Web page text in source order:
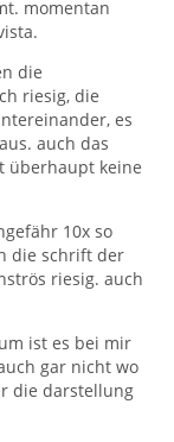
momentan
die
riesig, die
es
auch das
überhaupt keine
10x so
die schrift der
riesig. auch
ist es bei mir
gar nicht wo
die darstellung